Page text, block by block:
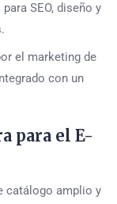
SEO, diseño y
el marketing de
con un
para el E-
catálogo amplio y